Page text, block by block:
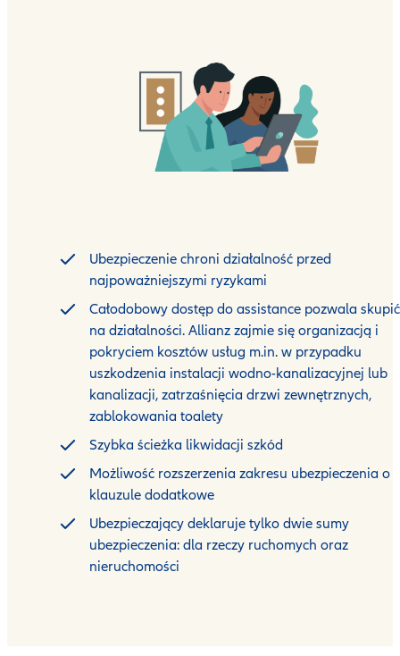
Ubezpieczenie chroni działalność przed
najpoważniejszymi ryzykami
Całodobowy dostęp do assistance pozwala
na działalności. Allianz zajmie się organizacją i
pokryciem kosztów usług m.in. w przypadku
uszkodzenia instalacji wodno-kanalizacyjnej lub
kanalizacji, zatrzaśnięcia drzwi zewnętrznych,
zablokowania toalety
Szybka ścieżka likwidacji szkód
Możliwość rozszerzenia zakresu ubezpieczenia o
klauzule dodatkowe
Ubezpieczający deklaruje tylko dwie sumy
ubezpieczenia: dla rzeczy ruchomych oraz
nieruchomości